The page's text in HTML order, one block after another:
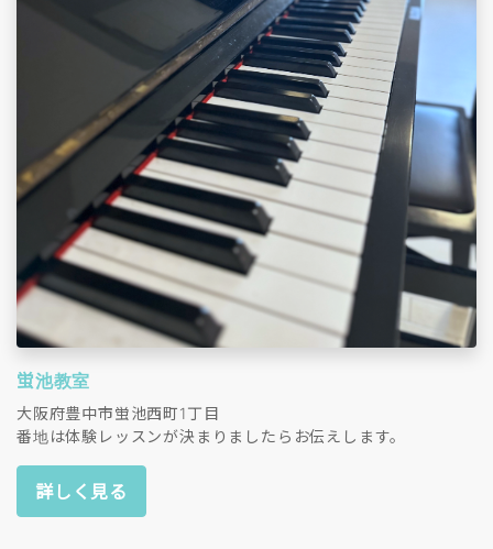
蛍池教室
大阪府豊中市蛍池西町1丁目
番地は体験レッスンが決まりましたらお伝えします。
詳しく見る